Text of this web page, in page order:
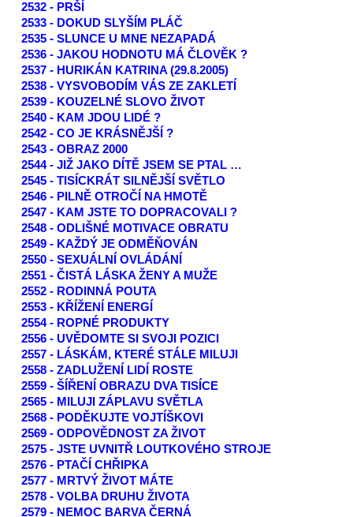
2532 - PRŠÍ
2533 - DOKUD SLYŠÍM PLÁČ
2535 - SLUNCE U MNE NEZAPADÁ
2536 - JAKOU HODNOTU MÁ ČLOVĚK ?
2537 - HURIKÁN KATRINA (29.8.2005)
2538 - VYSVOBODÍM VÁS ZE ZAKLETÍ
2539 - KOUZELNÉ SLOVO ŽIVOT
2540 - KAM JDOU LIDÉ ?
2542 - CO JE KRÁSNĚJŠÍ ?
2543 - OBRAZ 2000
2544 - JIŽ JAKO DÍTĚ JSEM SE PTAL …
2545 - TISÍCKRÁT SILNĚJŠÍ SVĚTLO
2546 - PILNĚ OTROČÍ NA HMOTĚ
2547 - KAM JSTE TO DOPRACOVALI ?
2548 - ODLIŠNÉ MOTIVACE OBRATU
2549 - KAŽDÝ JE ODMĚŇOVÁN
2550 - SEXUÁLNÍ OVLÁDÁNÍ
2551 - ČISTÁ LÁSKA ŽENY A MUŽE
2552 - RODINNÁ POUTA
2553 - KŘÍŽENÍ ENERGÍ
2554 - ROPNÉ PRODUKTY
2556 - UVĚDOMTE SI SVOJI POZICI
2557 - LÁSKÁM, KTERÉ STÁLE MILUJI
2558 - ZADLUŽENÍ LIDÍ ROSTE
2559 - ŠÍŘENÍ OBRAZU DVA TISÍCE
2565 - MILUJI ZÁPLAVU SVĚTLA
2568 - PODĚKUJTE VOJTÍŠKOVI
2569 - ODPOVĚDNOST ZA ŽIVOT
2575 - JSTE UVNITŘ LOUTKOVÉHO STROJE
2576 - PTAČÍ CHŘIPKA
2577 - MRTVÝ ŽIVOT MÁTE
2578 - VOLBA DRUHU ŽIVOTA
2579 - NEMOC BARVA ČERNÁ